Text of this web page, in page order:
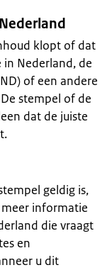
klopt of dat
in Nederland, de
of een andere
stempel of de
dat de juiste
geldig is,
informatie
die vraagt
en
u dit